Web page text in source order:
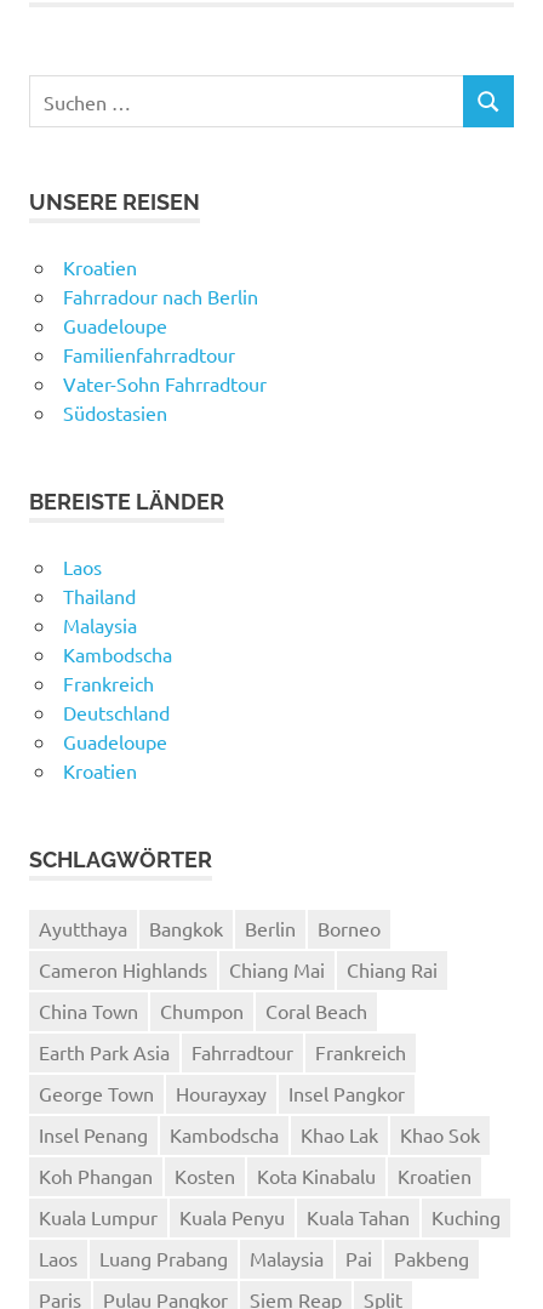
nach:
SUCHEN
UNSERE REISEN
Kroatien
Fahrradour nach Berlin
Guadeloupe
Familienfahrradtour
Vater-Sohn Fahrradtour
Südostasien
BEREISTE LÄNDER
Laos
Thailand
Malaysia
Kambodscha
Frankreich
Deutschland
Guadeloupe
Kroatien
SCHLAGWÖRTER
Ayutthaya Bangkok Berlin
Borneo
Cameron Highlands
Chiang Mai
Chiang Rai
China Town
Chumpon
Coral Beach
Earth Park Asia
Fahrradtour
Frankreich
George Town
Hourayxay
Insel Pangkor
Insel Penang
Kambodscha Khao Lak
Khao Sok
Koh Phangan
Kosten Kota Kinabalu
Kroatien
Kuala Lumpur
Kuala Penyu Kuala Tahan
Kuching
Laos
Luang Prabang Malaysia Pai
Pakbeng
Paris
Pulau Pangkor Siem Reap Split